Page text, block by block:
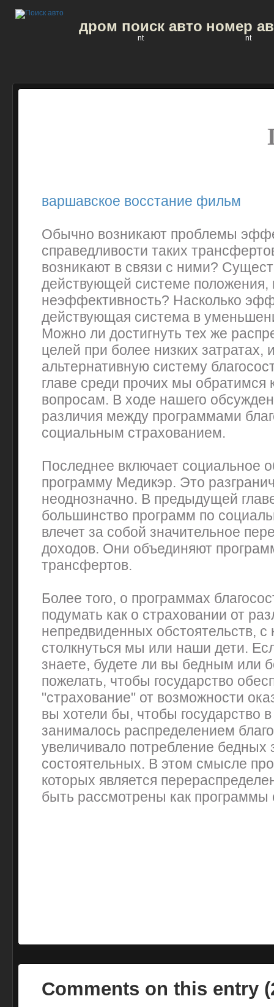
дром поиск авто
nt
номер
nt
варшавское восстание фильм
Обычно возникают проблемы
справедливости таких
возникают в связи с ними?
действующей системе положения,
неэффективность? Насколько
действующая система в
Можно ли достигнуть тех же
целей при более низких затратах,
альтернативную систему
главе среди прочих мы обратимся
вопросам. В ходе нашего
различия между программами
социальным страхованием.
Последнее включает социальное
программу Медикэр. Это
неоднозначно. В предыдущей
большинство программ по
влечет за собой значительное
доходов. Они объединяют
трансфертов.
Более того, о программах
подумать как о страховании от
непредвиденных обстоятельств,
столкнуться мы или наши дети.
знаете, будете ли вы бедным или
пожелать, чтобы государство
"страхование" от возможности
вы хотели бы, чтобы государство
занималось распределением
увеличивало потребление бедных
состоятельных. В этом смысле
которых является
быть рассмотрены как программы
Comments on this entry